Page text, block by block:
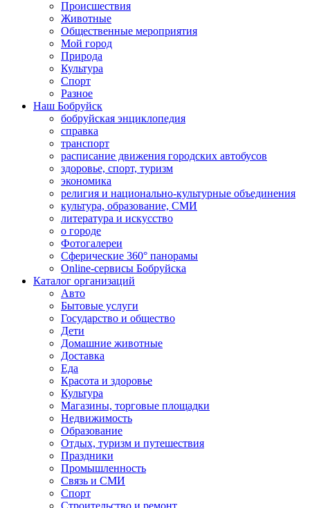
Происшествия
Животные
Общественные мероприятия
Мой город
Природа
Культура
Спорт
Разное
Наш Бобруйск
бобруйская энциклопедия
справка
транспорт
расписание движения городских автобусов
здоровье, спорт, туризм
экономика
религия и национально-культурные объединения
культура, образование, СМИ
литература и искусство
о городе
Фотогалереи
Сферические 360° панорамы
Online-сервисы Бобруйска
Каталог организаций
Авто
Бытовые услуги
Государство и общество
Дети
Домашние животные
Доставка
Еда
Красота и здоровье
Культура
Магазины, торговые площадки
Недвижимость
Образование
Отдых, туризм и путешествия
Праздники
Промышленность
Связь и СМИ
Спорт
Строительство и ремонт